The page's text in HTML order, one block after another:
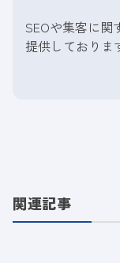
SEOや集客に関
提供しておりま
関連記事